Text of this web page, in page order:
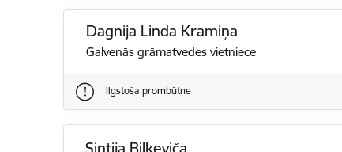
Dagnija Linda Kramiņa
Galvenās grāmatvedes vietniece
Ilgstoša prombūtne
Sintija Bilkeviča